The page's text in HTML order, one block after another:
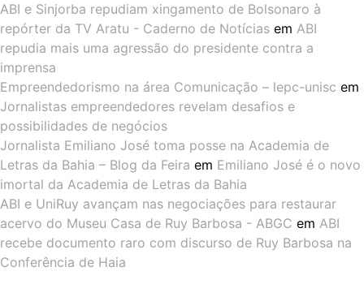
ABI e Sinjorba repudiam xingamento de Bolsonaro à
repórter da TV Aratu - Caderno de Notícias em ABI
repudia mais uma agressão do presidente contra a
imprensa
Empreendedorismo na área Comunicação – lepc-unisc em
Jornalistas empreendedores revelam desafios e
possibilidades de negócios
Jornalista Emiliano José toma posse na Academia de
Letras da Bahia – Blog da Feira em Emiliano José é o novo
imortal da Academia de Letras da Bahia
ABI e UniRuy avançam nas negociações para restaurar
acervo do Museu Casa de Ruy Barbosa - ABGC em ABI
recebe documento raro com discurso de Ruy Barbosa na
Conferência de Haia